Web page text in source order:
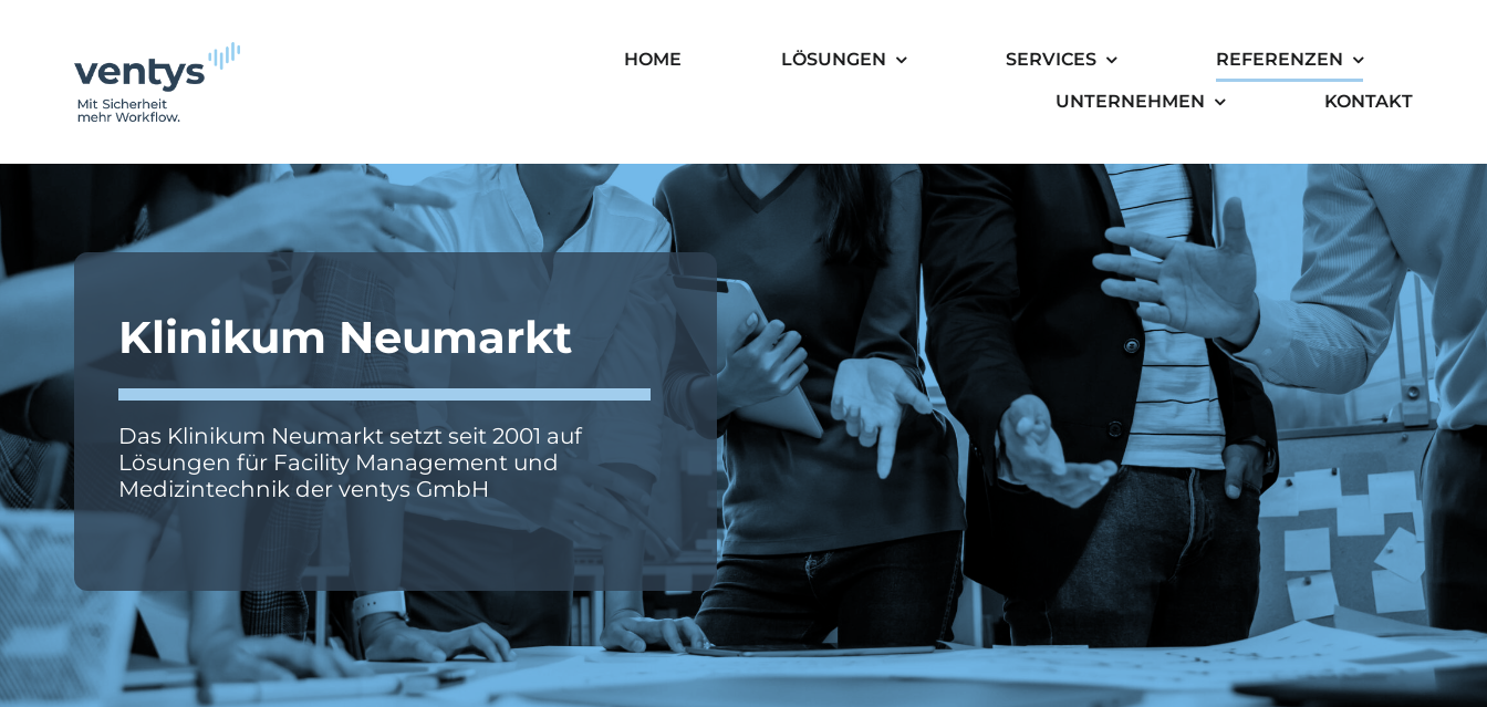
springen
HOME LÖSUNGEN SERVICES
REFERENZEN
UNTERNEHMEN
KONTAKT
Klinikum Neumarkt
Das Klinikum Neumarkt setzt seit 2001 auf
Lösungen für Facility Management und
Medizintechnik der ventys GmbH